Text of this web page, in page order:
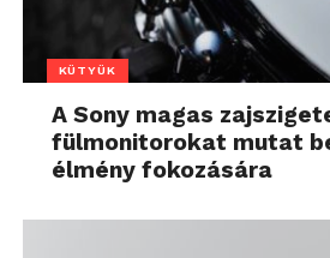
KÜTYÜK
A Sony magas
fülmonitorokat mutat
élmény fokozására